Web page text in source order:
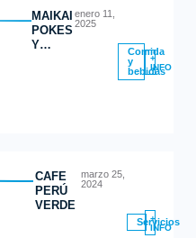
MAIKAI
POKES
Y
enero 11,
2025
Comida
y
bebidas
+
INFO
CAFE
PERÚ
VERDE
marzo 25,
2024
Servicios
+
INFO